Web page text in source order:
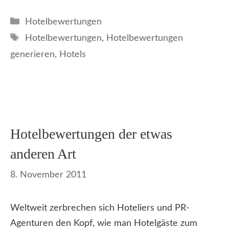
Kategorien
Hotelbewertungen
Schlagwörter
Hotelbewertungen, Hotelbewertungen
generieren, Hotels
Hotelbewertungen der etwas
anderen Art
8. November 2011
Weltweit zerbrechen sich Hoteliers und PR-
Agenturen den Kopf, wie man Hotelgäste zum